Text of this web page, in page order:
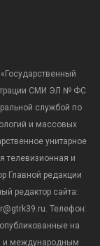
СМИ ЭЛ № ФС
службой по
и массовых
унитарное
телевизионная и
Главной редакции
редактор сайта:
Телефон:
на
и международным